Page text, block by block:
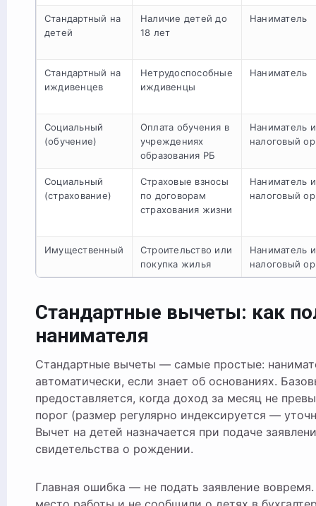
Стандартный на
детей
Наличие детей до
18 лет
Наниматель
Стандартный на
иждивенцев
Нетрудоспособные
иждивенцы
Наниматель
Социальный
(обучение)
Оплата обучения в
учреждениях
образования РБ
Наниматель
налоговый
Социальный
(страхование)
Страховые взносы
по договорам
страхования жизни
Наниматель
налоговый
Имущественный
Строительство или
покупка жилья
Наниматель
налоговый
Стандартные вычеты: как
нанимателя
Стандартные вычеты — самые простые:
автоматически, если знает об основаниях.
предоставляется, когда доход за месяц не
порог (размер регулярно индексируется —
Вычет на детей назначается при подаче
свидетельства о рождении.
Главная ошибка — не подать заявление